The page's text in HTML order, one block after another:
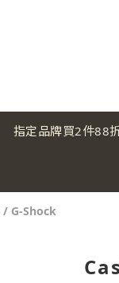
指定品牌買2件88
/ G-Shock